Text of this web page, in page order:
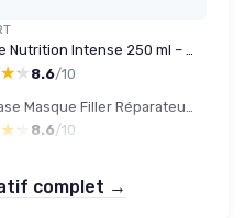
Masque Nutrition Intense 250 ml – Cire d'Abeille & Hydro-Kératine – Fabriqué en France
8.6/10
8.6/10
complet →